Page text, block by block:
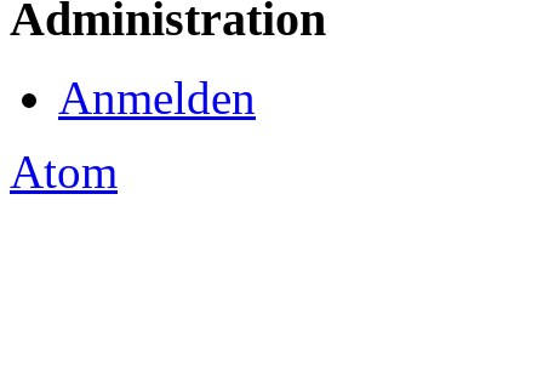
Administration
Anmelden
Atom